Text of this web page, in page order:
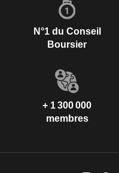
N°1 du Conseil
Boursier
+ 1 300 000
membres